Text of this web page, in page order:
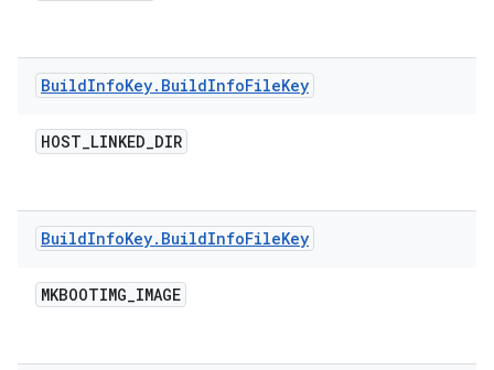
BuildInfoKey. BuildInfoFileKey
HOST_LINKED_DIR
BuildInfoKey. BuildInfoFileKey
MKBOOTIMG_IMAGE